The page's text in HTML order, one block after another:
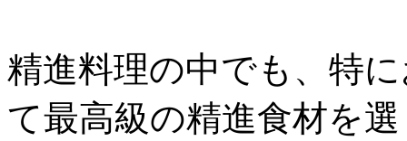
精進料理の中でも、特
て最高級の精進食材を